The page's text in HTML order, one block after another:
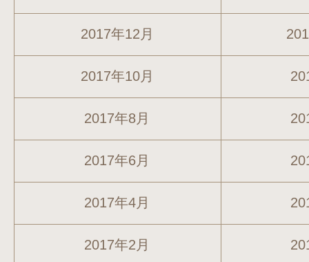
2017年12月
2017年10月
2017年8月
2017年6月
2017年4月
2017年2月